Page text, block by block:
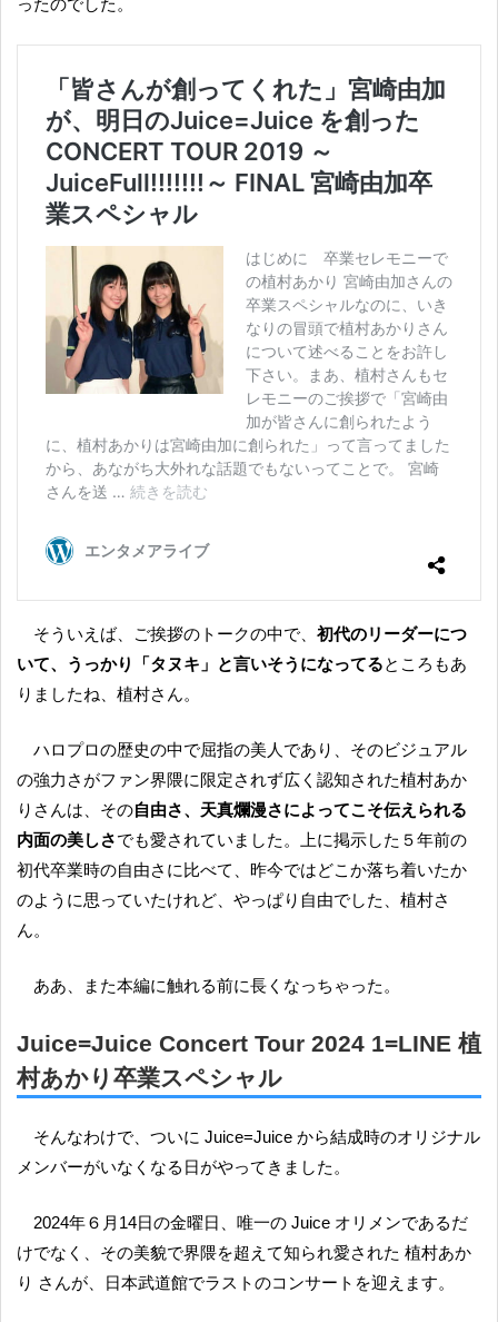
ったのでした。
そういえば、ご挨拶のトークの中で、初代のリーダーにつ
いて、うっかり「タヌキ」と言いそうになってるところもあ
りましたね、植村さん。
ハロプロの歴史の中で屈指の美人であり、そのビジュアル
の強力さがファン界隈に限定されず広く認知された植村あか
りさんは、その自由さ、天真爛漫さによってこそ伝えられる
内面の美しさでも愛されていました。上に掲示した５年前の
初代卒業時の自由さに比べて、昨今ではどこか落ち着いたか
のように思っていたけれど、やっぱり自由でした、植村さ
ん。
ああ、また本編に触れる前に長くなっちゃった。
Juice=Juice Concert Tour 2024 1=LINE 植
村あかり卒業スペシャル
そんなわけで、ついに Juice=Juice から結成時のオリジナル
メンバーがいなくなる日がやってきました。
2024年６月14日の金曜日、唯一の Juice オリメンであるだ
けでなく、その美貌で界隈を超えて知られ愛された 植村あか
り さんが、日本武道館でラストのコンサートを迎えます。